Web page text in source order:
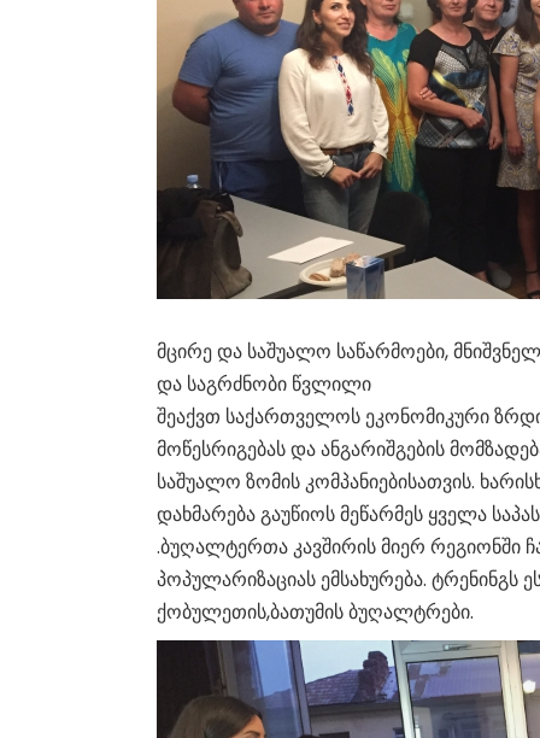
მცირე და საშუალო საწარმოები,
და საგრძნობი წვლილი
შეაქვთ საქართველოს ეკონომიკური
მოწესრიგებას და ანგარიშგების
საშუალო ზომის კომპანიებისათვის.
დახმარება გაუწიოს მეწარმეს ყველა
.ბუღალტერთა კავშირის მიერ რეგიონში
პოპულარიზაციას ემსახურება. ტრენინგს
ქობულეთის,ბათუმის ბუღალტრები.